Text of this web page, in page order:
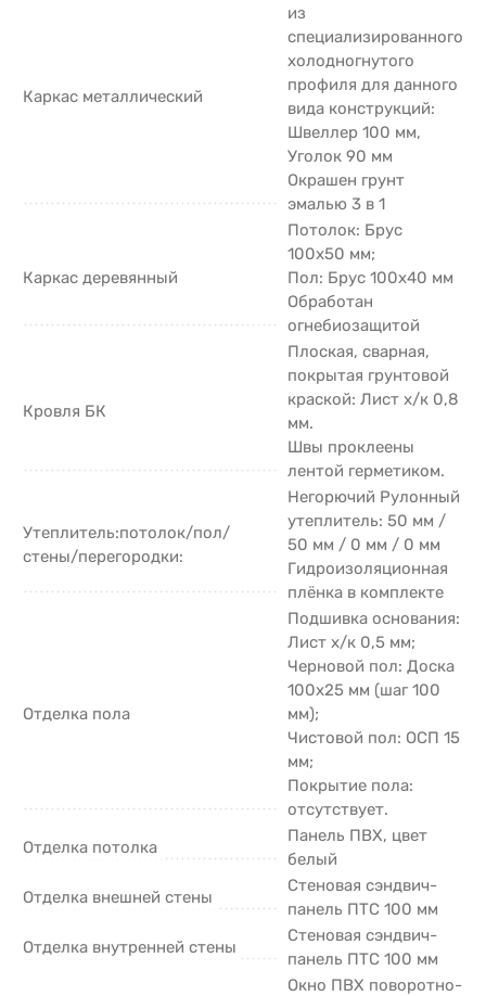
Каркас металлический
из
специализированного
холодногнутого
профиля для данного
вида конструкций:
Швеллер 100 мм,
Уголок 90 мм
Окрашен грунт
эмалью 3 в 1
Каркас деревянный
Потолок: Брус
100х50 мм;
Пол: Брус 100х40 мм
Обработан
огнебиозащитой
Кровля БК
Плоская, сварная,
покрытая грунтовой
краской: Лист х/к 0,8
мм.
Швы проклеены
лентой герметиком.
Утеплитель:потолок/пол/
стены/перегородки:
Негорючий Рулонный
утеплитель: 50 мм /
50 мм / 0 мм / 0 мм
Гидроизоляционная
плёнка в комплекте
Отделка пола
Подшивка основания:
Лист х/к 0,5 мм;
Черновой пол: Доска
100х25 мм (шаг 100
мм);
Чистовой пол: ОСП 15
мм;
Покрытие пола:
отсутствует.
Отделка потолка
Панель ПВХ, цвет
белый
Отделка внешней стены
Стеновая сэндвич-
панель ПТС 100 мм
Отделка внутренней стены
Стеновая сэндвич-
панель ПТС 100 мм
Окно ПВХ поворотно-